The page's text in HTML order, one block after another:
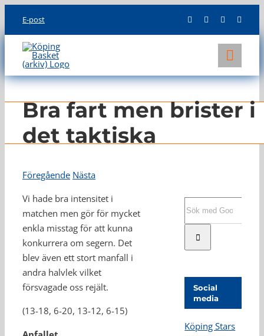
content
E-post
KLUBBEN
LAG
INFO
Bra fart men brister i
det taktiska
Föregående Nästa
Vi hade bra intensitet i
matchen men gör för mycket
enkla misstag för att kunna
konkurrera om segern. Det
blev även ett stort manfall i
andra halvlek vilket
försvagade oss rejält.
(13-18, 6-20, 13-12, 6-15)
Social
media
Köping Stars